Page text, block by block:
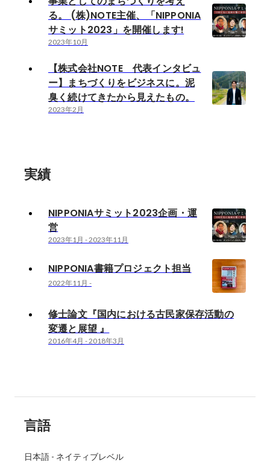
る。 (株)NOTE主催、「NIPPONIA
サミット2023」を開催します!
2023年10月
【株式会社NOTE 代表インタビュ
ー】まちづくりをビジネスに。泥
臭く続けてきたから見えたもの。
2023年2月
実績
NIPPONIAサミット2023企画・運
営
2023年1月 -2023年11月
NIPPONIA書籍プロジェクト担当
2022年11月 -
修士論文『国内における古民家保存活動の
変遷と展望 』
2016年4月 -2018年3月
言語
日本語 - ネイティブレベル